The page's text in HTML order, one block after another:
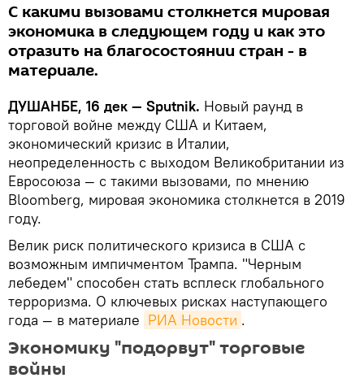
С какими вызовами столкнется мировая
экономика в следующем году и как это
отразить на благосостоянии стран - в
материале.
ДУШАНБЕ, 16 дек — Sputnik. Новый раунд в
торговой войне между США и Китаем,
экономический кризис в Италии,
неопределенность с выходом Великобритании из
Евросоюза — с такими вызовами, по мнению
Bloomberg, мировая экономика столкнется в 2019
году.
Велик риск политического кризиса в США с
возможным импичментом Трампа. "Черным
лебедем" способен стать всплеск глобального
терроризма. О ключевых рисках наступающего
года — в материале РИА Новости .
Экономику "подорвут" торговые
войны